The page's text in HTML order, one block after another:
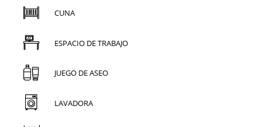
CUNA
ESPACIO DE TRABAJO
JUEGO DE ASEO
LAVADORA